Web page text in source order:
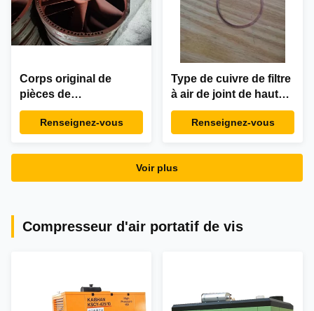
Corps original de
pièces de
compresseur d'air de
vis tirant KA KS KB10
Renseignez-vous
Type de cuivre de filtre
à air de joint de hauts
de Silk d'air
accessoires durables
Renseignez-vous
Voir plus
Compresseur d'air portatif de vis